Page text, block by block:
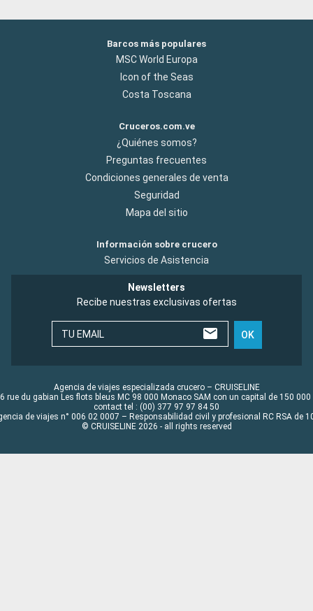
Barcos más populares
MSC World Europa
Icon of the Seas
Costa Toscana
Cruceros.com.ve
¿Quiénes somos?
Preguntas frecuentes
Condiciones generales de venta
Seguridad
Mapa del sitio
Información sobre crucero
Servicios de Asistencia
Newsletters
Recibe nuestras exclusivas ofertas
TU EMAIL OK
Agencia de viajes especializada crucero – CRUISELINE
rue du gabian Les flots bleus MC 98 000 Monaco SAM con un capital de 150 000
contact tel : (00) 377 97 97 84 50
de viajes n° 006 02 0007 – Responsabilidad civil y profesional RC RSA de
© CRUISELINE 2026 - all rights reserved